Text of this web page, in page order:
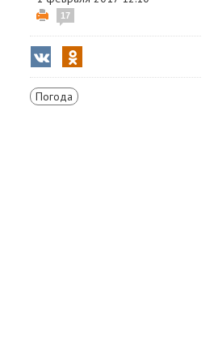
17
Погода